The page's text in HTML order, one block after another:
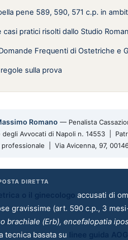
pene 589, 590, 571 c.p. in
casi pratici risolti dallo Studio
Frequenti di Ostetriche e
sulla prova
Romano — Penalista
degli Avvocati di Napoli n. 14553 |
professionale | Via Avicenna, 97,
DIRETTA
accusati di
gravissime (art. 590 c.p., 3
brachiale (Erb), encefalopatia
tecnica basata su